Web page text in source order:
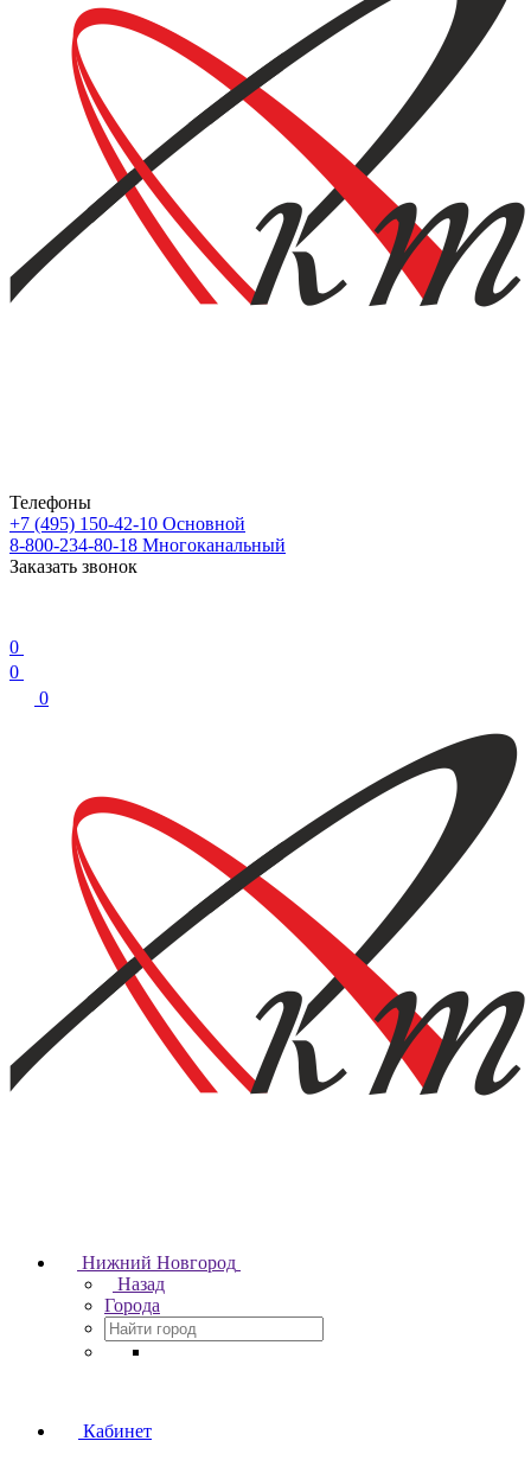
Телефоны
+7 (495) 150-42-10 Основной
8-800-234-80-18 Многоканальный
Заказать звонок
0
0
0
Нижний Новгород
Назад
Города
Кабинет